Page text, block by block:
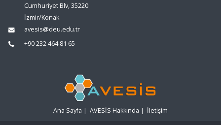
Cumhuriyet Blv, 35220
İzmir/Konak
avesis@deu.edu.tr
+90 232 464 81 65
Ana Sayfa | AVESİS Hakkında | İletişim